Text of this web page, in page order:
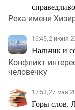
Река имени
16:45, 2 июня
Нальчик и
Конфликт
человечку
17:53, 27 мая
Горы слов.